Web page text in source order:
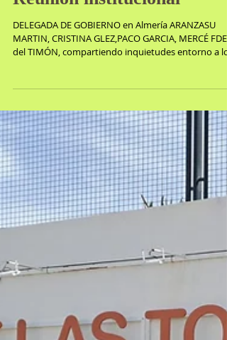
14 mar 2024
Reunión institucional
DELEGADA DE GOBIERNO en Almería ARANZASU
MARTIN, CRISTINA GLEZ,PACO GARCIA, MERCÉ FDEZ
del TIMÓN, compartiendo inquietudes entorno a